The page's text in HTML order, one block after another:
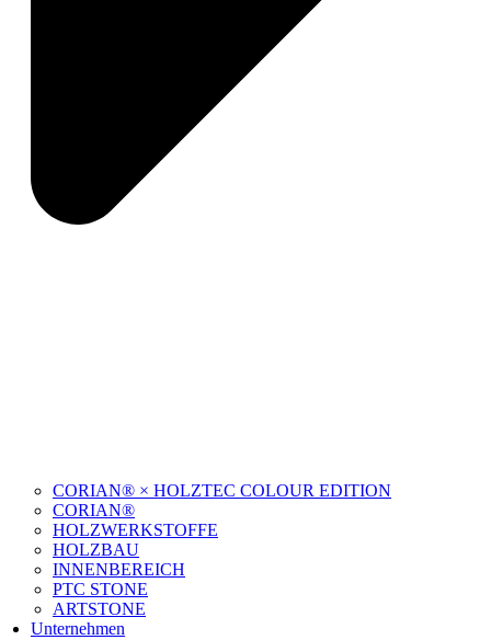
CORIAN® × HOLZTEC COLOUR EDITION
CORIAN®
HOLZWERKSTOFFE
HOLZBAU
INNENBEREICH
PTC STONE
ARTSTONE
Unternehmen